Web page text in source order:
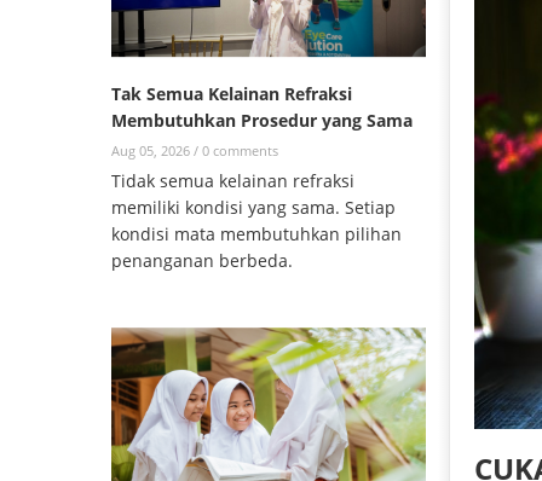
Tak Semua Kelainan Refraksi
Membutuhkan Prosedur yang Sama
Aug 05, 2026 / 0 comments
Tidak semua kelainan refraksi
memiliki kondisi yang sama. Setiap
kondisi mata membutuhkan pilihan
penanganan berbeda.